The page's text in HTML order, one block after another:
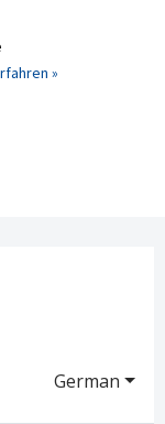
»
German